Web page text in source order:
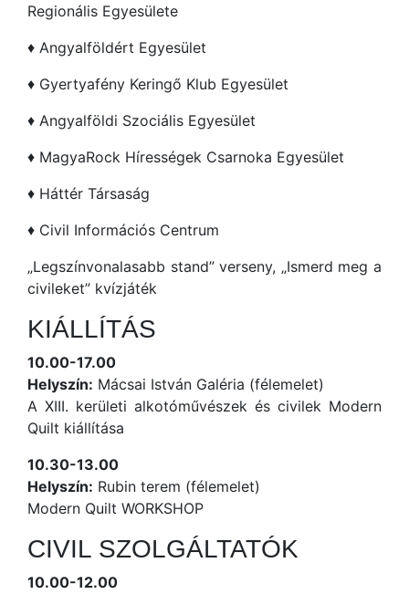
Regionális Egyesülete
♦ Angyalföldért Egyesület
♦ Gyertyafény Keringő Klub Egyesület
♦ Angyalföldi Szociális Egyesület
♦ MagyaRock Hírességek Csarnoka Egyesület
♦ Háttér Társaság
♦ Civil Információs Centrum
„Legszínvonalasabb stand” verseny, „Ismerd meg a
civileket” kvízjáték
KIÁLLÍTÁS
10.00-17.00
Helyszín: Mácsai István Galéria (félemelet)
A XIII. kerületi alkotóművészek és civilek Modern
Quilt kiállítása
10.30-13.00
Helyszín: Rubin terem (félemelet)
Modern Quilt WORKSHOP
CIVIL SZOLGÁLTATÓK
10.00-12.00